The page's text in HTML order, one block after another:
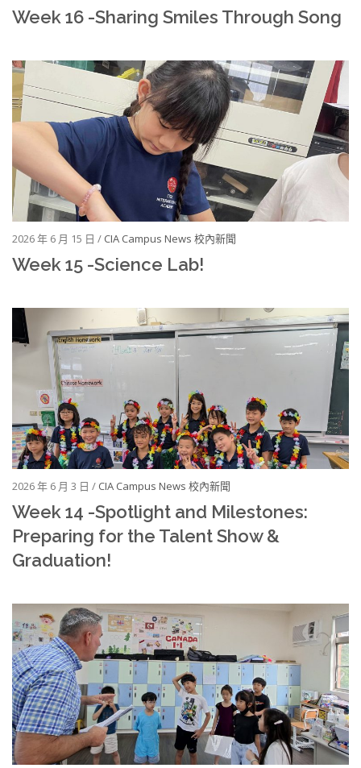
Week 16 -Sharing Smiles Through Song
2026 年 6 月 15 日 / CIA Campus News 校內新聞
Week 15 -Science Lab!
2026 年 6 月 3 日 / CIA Campus News 校內新聞
Week 14 -Spotlight and Milestones:
Preparing for the Talent Show &
Graduation!